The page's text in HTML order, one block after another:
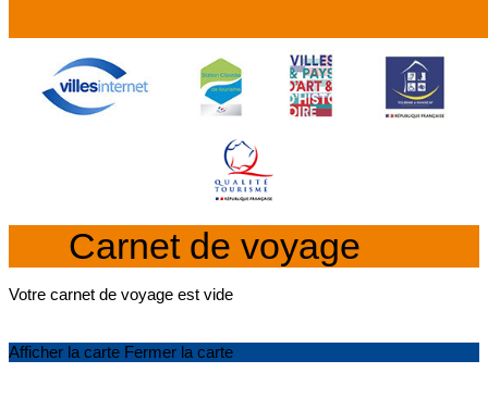
Carnet de voyage
Votre carnet de voyage est vide
Afficher la carte Fermer la carte